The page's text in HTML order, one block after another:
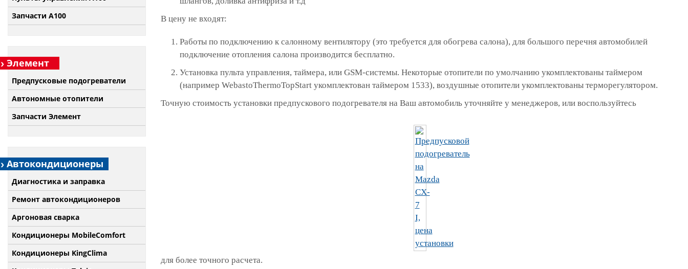
Запчасти А100
Элемент
Предпусковые подогреватели
Автономные отопители
Запчасти Элемент
Автокондиционеры
Диагностика и заправка
Ремонт автокондиционеров
Аргоновая сварка
Кондиционеры MobileComfort
Кондиционеры KingClima
В цену не входят:
Работы по подключению к салонному вентилятору (это требуется для обогрева салона), для большого перечня автомобилей
подключение отопления салона производится бесплатно.
Установка пульта управления, таймера, или GSM-системы. Некоторые отопители по умолчанию укомплектованы таймером
(например WebastoThermoTopStart укомплектован таймером 1533), воздушные отопители укомплектованы терморегулятором.
Точную стоимость установки предпускового подогревателя на Ваш автомобиль уточняйте у менеджеров, или воспользуйтесь
для более точного расчета.